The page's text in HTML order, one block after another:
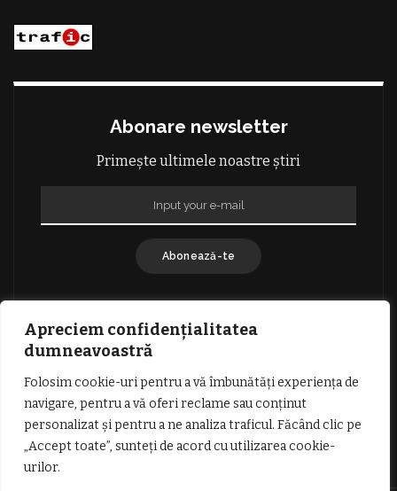
Apreciem confidențialitatea
dumneavoastră
Folosim cookie-uri pentru a vă îmbunătăți experiența de
navigare, pentru a vă oferi reclame sau conținut
personalizat și pentru a ne analiza traficul. Făcând clic pe
„Accept toate”, sunteți de acord cu utilizarea cookie-
urilor.
Abonare newsletter
Primește ultimele noastre știri
Abonează-te
TERMENI SI CONDITII DE UTILIZARE
INFORMATII DESPRE COOKIES
DESPRE NOI
PUBLICITATE